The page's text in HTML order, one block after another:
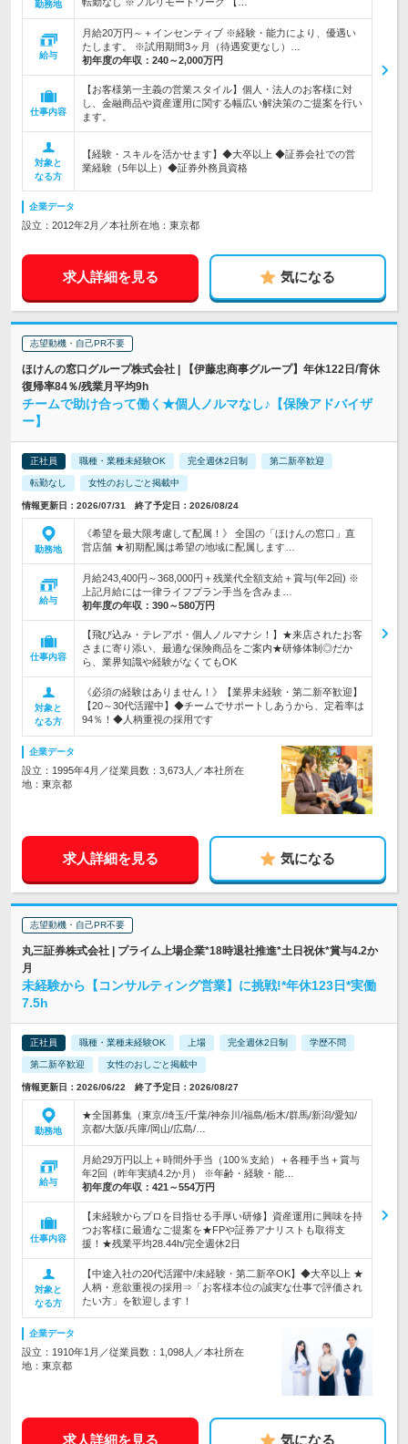
勤務地
給与
月給20万円～＋インセンティブ ※経験・能力により、優遇い
たします。 ※試用期間3ヶ月（待遇変更なし）…
初年度の年収： 240～2,000万円
仕事内容
【お客様第一主義の営業スタイル】個人・法人のお客様に対
し、金融商品や資産運用に関する幅広い解決策のご提案を行い
ます。
対象と
なる方
【経験・スキルを活かせます】◆大卒以上 ◆証券会社での営
業経験（5年以上）◆証券外務員資格
企業データ
設立：2012年2月／本社所在地：東京都
求人詳細を見る 気になる
志望動機・自己PR不要
ほけんの窓口グループ株式会社 | 【伊藤忠商事グループ】年休122日/育休
復帰率84％/残業月平均9h
チームで助け合って働く★個人ノルマなし♪【保険アドバイザ
ー】
正社員 職種・業種未経験OK 完全週休2日制 第二新卒歓迎
転勤なし 女性のおしごと掲載中
情報更新日：2026/07/31 終了予定日：2026/08/24
勤務地
《希望を最大限考慮して配属！》 全国の「ほけんの窓口」直
営店舗 ★初期配属は希望の地域に配属します…
給与
月給243,400円～368,000円＋残業代全額支給＋賞与(年2回) ※
上記月給には一律ライフプラン手当を含みま…
初年度の年収： 390～580万円
仕事内容
【飛び込み・テレアポ・個人ノルマナシ！】★来店されたお客
さまに寄り添い、最適な保険商品をご案内★研修体制◎だか
ら、業界知識や経験がなくてもOK
対象と
なる方
《必須の経験はありません！》【業界未経験・第二新卒歓迎】
【20～30代活躍中】◆チームでサポートしあうから、定着率は
94％！◆人柄重視の採用です
企業データ
設立：1995年4月／従業員数：3,673人／本社所在
地：東京都
求人詳細を見る 気になる
志望動機・自己PR不要
丸三証券株式会社 | プライム上場企業*18時退社推進*土日祝休*賞与4.2か
月
未経験から【コンサルティング営業】に挑戦!*年休123日*実働
7.5h
正社員 職種・業種未経験OK 上場 完全週休2日制 学歴不問
第二新卒歓迎 女性のおしごと掲載中
情報更新日：2026/06/22 終了予定日：2026/08/27
勤務地
★全国募集（東京/埼玉/千葉/神奈川/福島/栃木/群馬/新潟/愛知/
京都/大阪/兵庫/岡山/広島/…
給与
月給29万円以上＋時間外手当（100％支給）＋各種手当＋賞与
年2回（昨年実績4.2か月） ※年齢・経験・能…
初年度の年収： 421～554万円
仕事内容
【未経験からプロを目指せる手厚い研修】資産運用に興味を持
つお客様に最適なご提案を★FPや証券アナリストも取得支
援！★残業平均28.44h/完全週休2日
対象と
なる方
【中途入社の20代活躍中/未経験・第二新卒OK】◆大卒以上 ★
人柄・意欲重視の採用⇒「お客様本位の誠実な仕事で評価され
たい方」を歓迎します！
企業データ
設立：1910年1月／従業員数：1,098人／本社所在
地：東京都
求人詳細を見る 気になる